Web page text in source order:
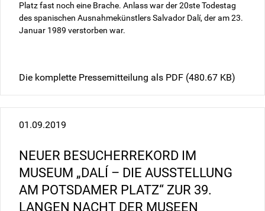
Platz fast noch eine Brache. Anlass war der 20ste Todestag
des spanischen Ausnahmekünstlers Salvador Dalí, der am 23.
Januar 1989 verstorben war.
Die komplette Pressemitteilung als PDF (480.67 KB)
01.09.2019
NEUER BESUCHERREKORD IM
MUSEUM „DALÍ – DIE AUSSTELLUNG
AM POTSDAMER PLATZ“ ZUR 39.
LANGEN NACHT DER MUSEEN